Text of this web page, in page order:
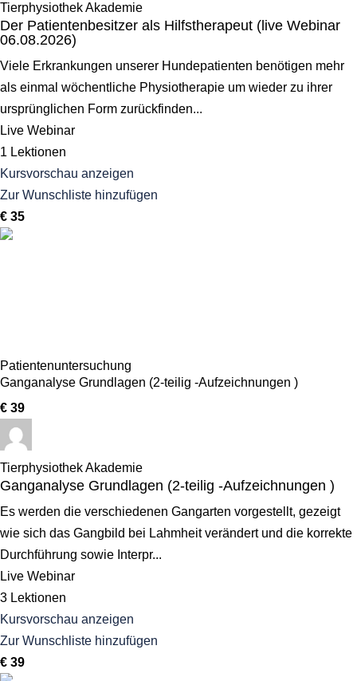
Tierphysiothek Akademie
Der Patientenbesitzer als Hilfstherapeut (live Webinar
06.08.2026)
Viele Erkrankungen unserer Hundepatienten benötigen mehr
als einmal wöchentliche Physiotherapie um wieder zu ihrer
ursprünglichen Form zurückfinden...
Live Webinar
1 Lektionen
Kursvorschau anzeigen
Zur Wunschliste hinzufügen
€ 35
Patientenuntersuchung
Ganganalyse Grundlagen (2-teilig -Aufzeichnungen )
€ 39
Tierphysiothek Akademie
Ganganalyse Grundlagen (2-teilig -Aufzeichnungen )
Es werden die verschiedenen Gangarten vorgestellt, gezeigt
wie sich das Gangbild bei Lahmheit verändert und die korrekte
Durchführung sowie Interpr...
Live Webinar
3 Lektionen
Kursvorschau anzeigen
Zur Wunschliste hinzufügen
€ 39